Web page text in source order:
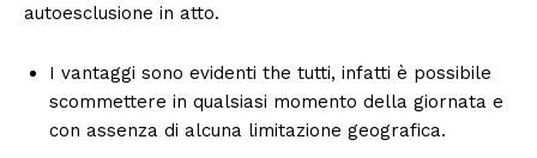
autoesclusione in atto.
I vantaggi sono evidenti the tutti, infatti è possibile
scommettere in qualsiasi momento della giornata e
con assenza di alcuna limitazione geografica.